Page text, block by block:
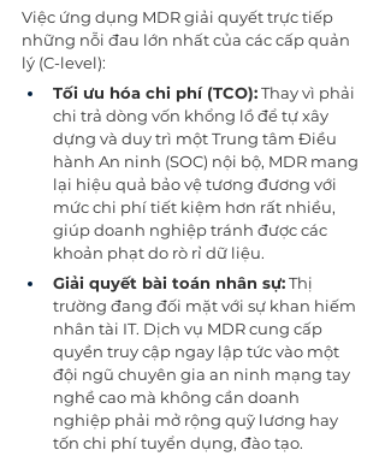
Việc ứng dụng MDR giải quyết trực tiếp
những nỗi đau lớn nhất của các cấp quản
lý (C-level):
Tối ưu hóa chi phí (TCO): Thay vì phải
chi trả dòng vốn khổng lồ để tự xây
dựng và duy trì một Trung tâm Điều
hành An ninh (SOC) nội bộ, MDR mang
lại hiệu quả bảo vệ tương đương với
mức chi phí tiết kiệm hơn rất nhiều,
giúp doanh nghiệp tránh được các
khoản phạt do rò rỉ dữ liệu.
Giải quyết bài toán nhân sự: Thị
trường đang đối mặt với sự khan hiếm
nhân tài IT. Dịch vụ MDR cung cấp
quyền truy cập ngay lập tức vào một
đội ngũ chuyên gia an ninh mạng tay
nghề cao mà không cần doanh
nghiệp phải mở rộng quỹ lương hay
tốn chi phí tuyển dụng, đào tạo.